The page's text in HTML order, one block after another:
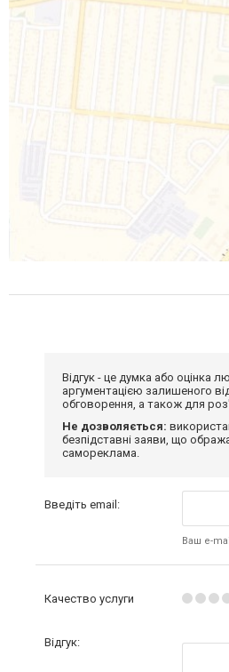
Відгук - це думка або оцінка
аргументацією залишеного
обговорення, а також для
Не дозволяється:
безпідставні заяви, що
самореклама.
Введіть email:
Ваш e-
Качество услуги
Відгук: